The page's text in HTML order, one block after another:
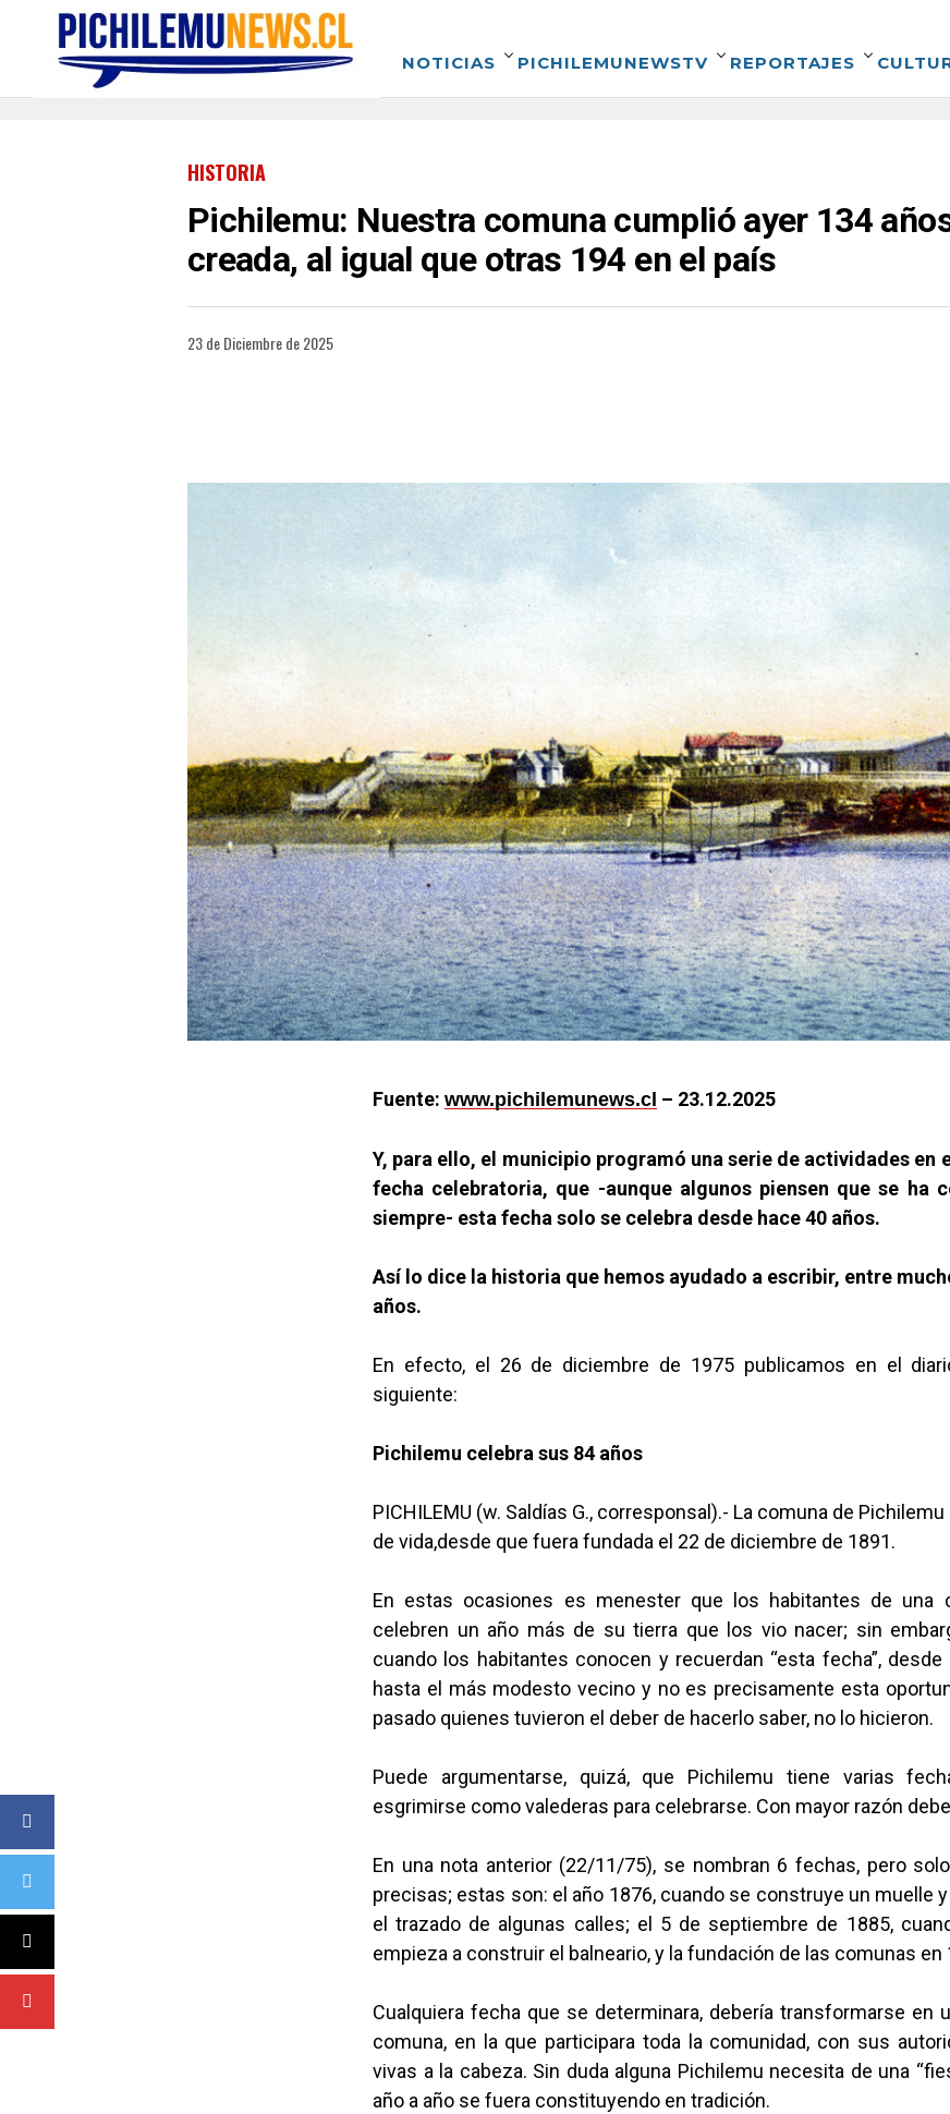
NOTICIAS PICHILEMUNEWSTV REPORTAJES
HISTORIA
Pichilemu: Nuestra comuna cumplió ayer 134
creada, al igual que otras 194 en el país
23 de Diciembre de 2025
Fuente: www.pichilemunews.cl – 23.12.2025
Y, para ello, el municipio programó una serie de actividades en
fecha celebratoria, que -aunque algunos piensen que se ha
siempre- esta fecha solo se celebra desde hace 40 años.
Así lo dice la historia que hemos ayudado a escribir, entre
años.
En efecto, el 26 de diciembre de 1975 publicamos en el
siguiente:
Pichilemu celebra sus 84 años
PICHILEMU (w. Saldías G., corresponsal).- La comuna de
de vida,desde que fuera fundada el 22 de diciembre de 1891.
En estas ocasiones es menester que los habitantes de una
celebren un año más de su tierra que los vio nacer; sin
cuando los habitantes conocen y recuerdan “esta fecha”,
hasta el más modesto vecino y no es precisamente esta
pasado quienes tuvieron el deber de hacerlo saber, no lo hicieron.
Puede argumentarse, quizá, que Pichilemu tiene varias
esgrimirse como valederas para celebrarse. Con mayor razón
En una nota anterior (22/11/75), se nombran 6 fechas, pero
precisas; estas son: el año 1876, cuando se construye un muelle
el trazado de algunas calles; el 5 de septiembre de 1885,
empieza a construir el balneario, y la fundación de las comunas en
Cualquiera fecha que se determinara, debería transformarse en
comuna, en la que participara toda la comunidad, con sus
vivas a la cabeza. Sin duda alguna Pichilemu necesita de una
año a año se fuera constituyendo en tradición.